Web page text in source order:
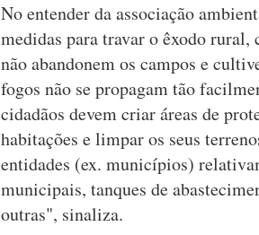
No entender da associação
medidas para travar o êxodo rural,
não abandonem os campos e
fogos não se propagam tão
cidadãos devem criar áreas de
habitações e limpar os seus
entidades (ex. municípios)
municipais, tanques de
outras", sinaliza.